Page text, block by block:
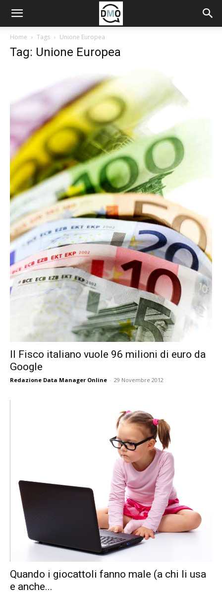
Home Tags Unione Europea
Tag: Unione Europea
Il Fisco italiano vuole 96 milioni di euro da
Google
Redazione Data Manager Online - 29 Novembre 2012
Quando i giocattoli fanno male (a chi li usa
e anche...